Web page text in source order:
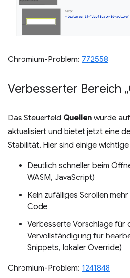
Chromium-Problem: 772558
Verbesserter Bereich
Das Steuerfeld Quellen wurde auf
aktualisiert und bietet jetzt eine
Stabilität. Hier sind einige
Deutlich schneller beim
WASM, JavaScript)
Kein zufälliges Scrollen
Code
Verbesserte Vorschläge für
Vervollständigung für
Snippets, lokaler Override)
Chromium-Problem: 1241848